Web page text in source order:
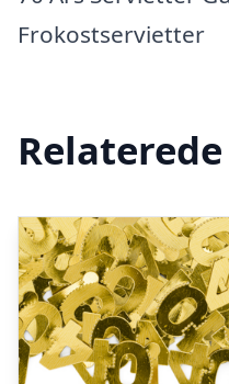
Frokostservietter